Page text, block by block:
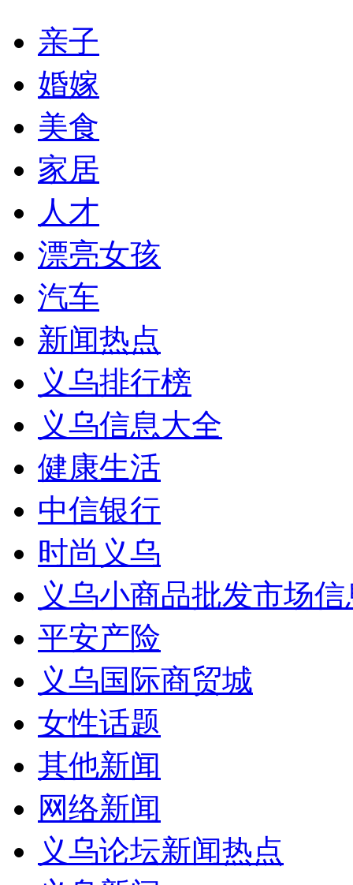
亲子
婚嫁
美食
家居
人才
漂亮女孩
汽车
新闻热点
义乌排行榜
义乌信息大全
健康生活
中信银行
时尚义乌
义乌小商品批发市场
平安产险
义乌国际商贸城
女性话题
其他新闻
网络新闻
义乌论坛新闻热点